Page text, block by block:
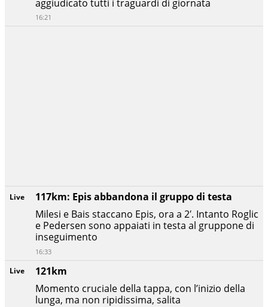
Live
121km
Momento cruciale della tappa, con l’inizio della
lunga, ma non ripidissima, salita
Live
117km: Epis abbandona il gruppo di testa
Milesi e Bais staccano Epis, ora a 2′. Intanto Roglic
e Pedersen sono appaiati in testa al gruppone di
inseguimento
16:33
aggiudicato tutti i traguardi di giornata
16:21